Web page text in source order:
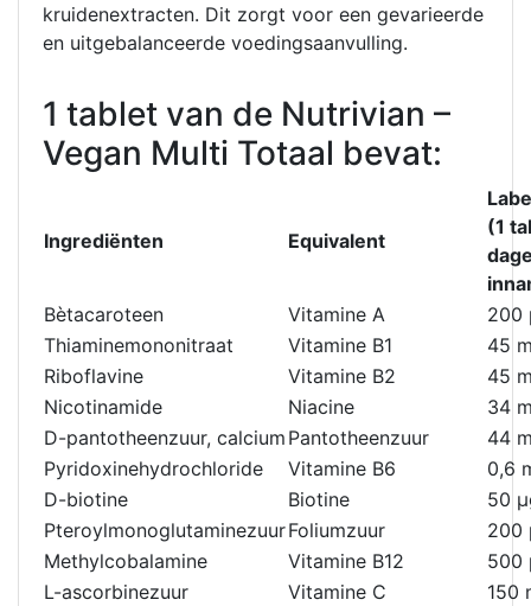
kruidenextracten. Dit zorgt voor een gevarieerde
en uitgebalanceerde voedingsaanvulling.
1 tablet van de Nutrivian –
Vegan Multi Totaal bevat:
Ingrediënten Equivalent
(1
Bètacaroteen
Vitamine A
200
Thiaminemononitraat
Vitamine B1
45
Riboflavine
Vitamine B2
45
Nicotinamide
Niacine
34
D-pantotheenzuur, calcium Pantotheenzuur
44
Pyridoxinehydrochloride
Vitamine B6
0,6
D-biotine
Biotine
50
PteroylmonoglutaminezuurFoliumzuur
200
Methylcobalamine
Vitamine B12
500
L-ascorbinezuur
Vitamine C
150